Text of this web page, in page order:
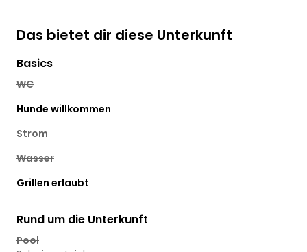
Das bietet dir diese Unterkunft
Basics
WC
Hunde willkommen
Strom
Wasser
Grillen erlaubt
Rund um die Unterkunft
Pool